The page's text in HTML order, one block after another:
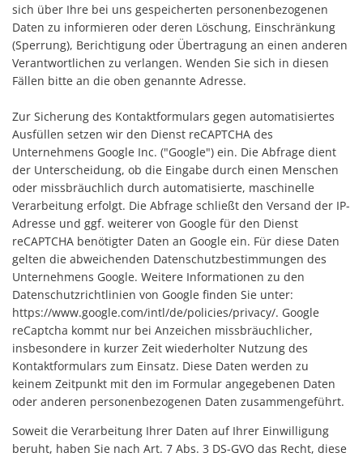
sich über Ihre bei uns gespeicherten personenbezogenen
Daten zu informieren oder deren Löschung, Einschränkung
(Sperrung), Berichtigung oder Übertragung an einen anderen
Verantwortlichen zu verlangen. Wenden Sie sich in diesen
Fällen bitte an die oben genannte Adresse.
Zur Sicherung des Kontaktformulars gegen automatisiertes
Ausfüllen setzen wir den Dienst reCAPTCHA des
Unternehmens Google Inc. ("Google") ein. Die Abfrage dient
der Unterscheidung, ob die Eingabe durch einen Menschen
oder missbräuchlich durch automatisierte, maschinelle
Verarbeitung erfolgt. Die Abfrage schließt den Versand der IP-
Adresse und ggf. weiterer von Google für den Dienst
reCAPTCHA benötigter Daten an Google ein. Für diese Daten
gelten die abweichenden Datenschutzbestimmungen des
Unternehmens Google. Weitere Informationen zu den
Datenschutzrichtlinien von Google finden Sie unter:
https://www.google.com/intl/de/policies/privacy/. Google
reCaptcha kommt nur bei Anzeichen missbräuchlicher,
insbesondere in kurzer Zeit wiederholter Nutzung des
Kontaktformulars zum Einsatz. Diese Daten werden zu
keinem Zeitpunkt mit den im Formular angegebenen Daten
oder anderen personenbezogenen Daten zusammengeführt.
Soweit die Verarbeitung Ihrer Daten auf Ihrer Einwilligung
beruht, haben Sie nach Art. 7 Abs. 3 DS-GVO das Recht, diese